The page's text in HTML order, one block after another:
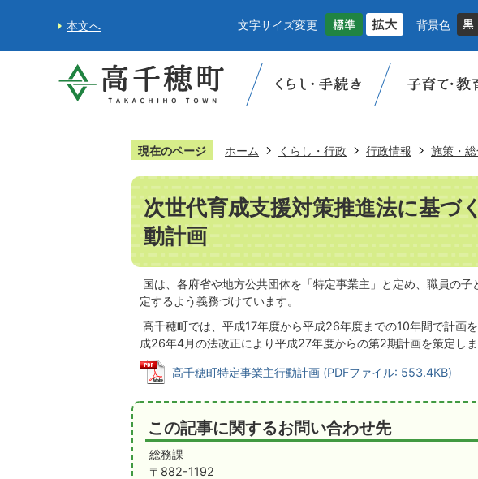
本文へ 文字サイズ変更 背景色
現在のページ ホーム くらし・行政 行政情報 施策・
次世代育成支援対策推進法に基づ
動計画
国は、各府省や地方公共団体を「特定事業主」と定め、職員の
定するよう義務づけています。
高千穂町では、平成17年度から平成26年度までの10年間で計画
成26年4月の法改正により平成27年度からの第2期計画を策定しま
高千穂町特定事業主行動計画 (PDFファイル: 553.4KB)
この記事に関するお問い合わせ先
総務課
〒882-1192